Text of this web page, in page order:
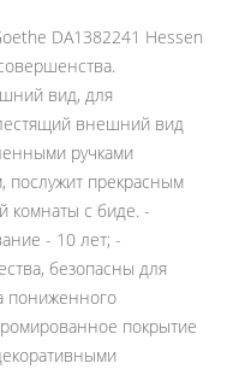
DA1382241 Hessen
вид, для
внешний вид
ручками
прекрасным
комнаты с биде. -
- 10 лет; -
безопасны для
пониженного
покрытие